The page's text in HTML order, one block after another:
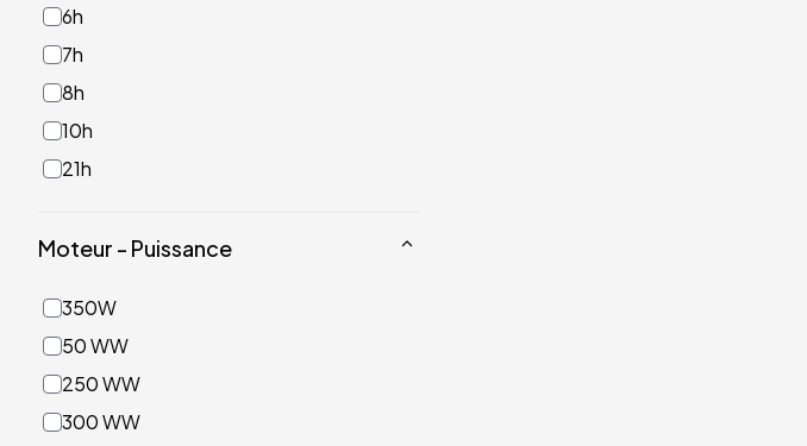
6h
7h
8h
10h
21h
Moteur - Puissance
350W
50 WW
250 WW
300 WW